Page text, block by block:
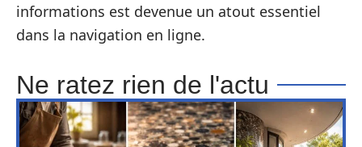
informations est devenue un atout essentiel
dans la navigation en ligne.
Ne ratez rien de l'actu